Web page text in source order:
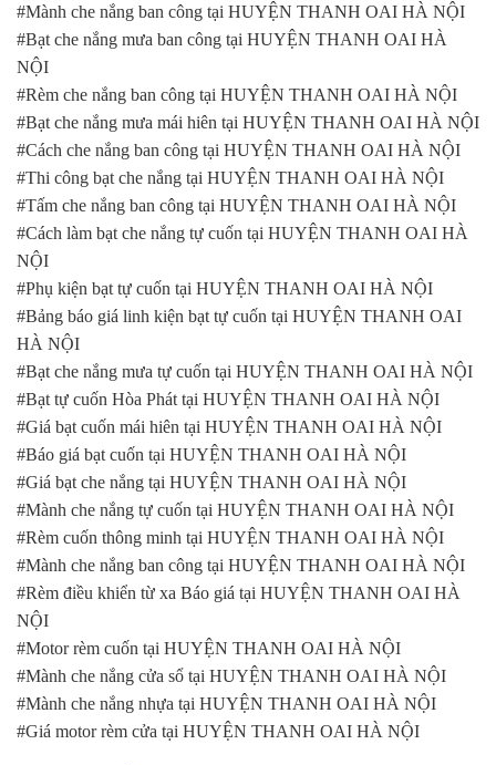
#Mành che nắng ban công tại HUYỆN THANH OAI HÀ NỘI
#Bạt che nắng mưa ban công tại HUYỆN THANH OAI HÀ
NỘI
#Rèm che nắng ban công tại HUYỆN THANH OAI HÀ NỘI
#Bạt che nắng mưa mái hiên tại HUYỆN THANH OAI HÀ NỘI
#Cách che nắng ban công tại HUYỆN THANH OAI HÀ NỘI
#Thi công bạt che nắng tại HUYỆN THANH OAI HÀ NỘI
#Tấm che nắng ban công tại HUYỆN THANH OAI HÀ NỘI
#Cách làm bạt che nắng tự cuốn tại HUYỆN THANH OAI HÀ
NỘI
#Phụ kiện bạt tự cuốn tại HUYỆN THANH OAI HÀ NỘI
#Bảng báo giá linh kiện bạt tự cuốn tại HUYỆN THANH OAI
HÀ NỘI
#Bạt che nắng mưa tự cuốn tại HUYỆN THANH OAI HÀ NỘI
#Bạt tự cuốn Hòa Phát tại HUYỆN THANH OAI HÀ NỘI
#Giá bạt cuốn mái hiên tại HUYỆN THANH OAI HÀ NỘI
#Báo giá bạt cuốn tại HUYỆN THANH OAI HÀ NỘI
#Giá bạt che nắng tại HUYỆN THANH OAI HÀ NỘI
#Mành che nắng tự cuốn tại HUYỆN THANH OAI HÀ NỘI
#Rèm cuốn thông minh tại HUYỆN THANH OAI HÀ NỘI
#Mành che nắng ban công tại HUYỆN THANH OAI HÀ NỘI
#Rèm điều khiển từ xa Báo giá tại HUYỆN THANH OAI HÀ
NỘI
#Motor rèm cuốn tại HUYỆN THANH OAI HÀ NỘI
#Mành che nắng cửa sổ tại HUYỆN THANH OAI HÀ NỘI
#Mành che nắng nhựa tại HUYỆN THANH OAI HÀ NỘI
#Giá motor rèm cửa tại HUYỆN THANH OAI HÀ NỘI